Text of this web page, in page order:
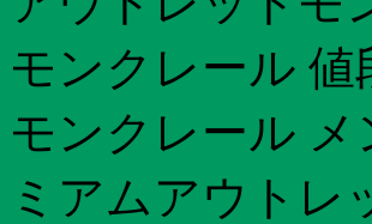
モンクレール
モンクレール
ミアムアウトレ